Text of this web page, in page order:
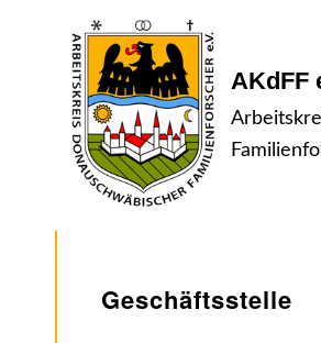
AKdFF
Geschäftsstelle